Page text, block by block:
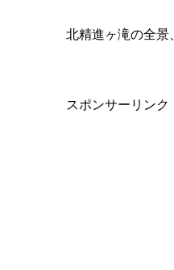
北精進ヶ滝の全景
スポンサーリンク